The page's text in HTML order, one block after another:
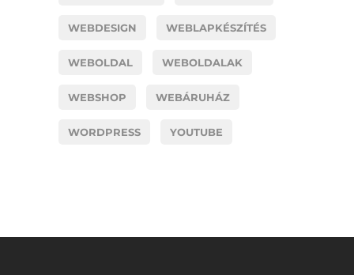
WEBDESIGN WEBLAPKÉSZÍTÉS
WEBOLDAL WEBOLDALAK
WEBSHOP WEBÁRUHÁZ
WORDPRESS YOUTUBE